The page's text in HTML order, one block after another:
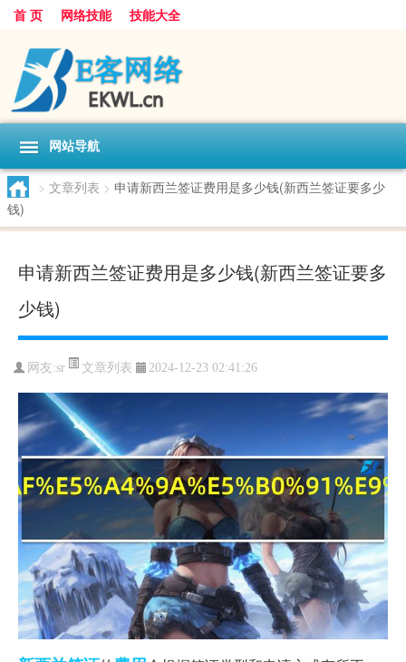
首 页 网络技能 技能大全
网站导航
> 文章列表 > 申请新西兰签证费用是多少钱(新西兰签证要多少
钱)
申请新西兰签证费用是多少钱(新西兰签证要多
少钱)
网友:sr 文章列表 2024-12-23 02:41:26